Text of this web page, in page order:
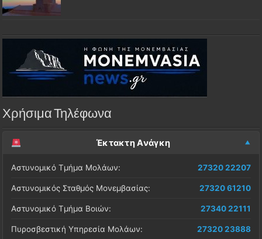
Χρήσιμα Τηλέφωνα
Έκτακτη Ανάγκη
Αστυνομικό Τμήμα Μολάων: 27320 22207
Αστυνομικός Σταθμός Μονεμβασίας: 27320 61210
Αστυνομικό Τμήμα Βοιών: 27340 22111
Πυροσβεστική Υπηρεσία Μολάων: 27320 23888